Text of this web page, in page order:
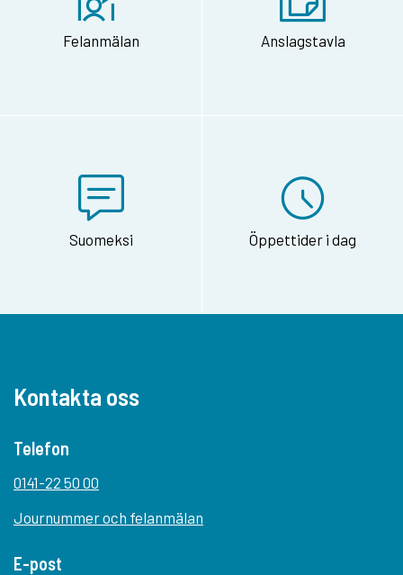
Felanmälan Anslagstavla
Suomeksi Öppettider i dag
Kontakta oss
Telefon
0141-22 50 00
Journummer och felanmälan
E-post